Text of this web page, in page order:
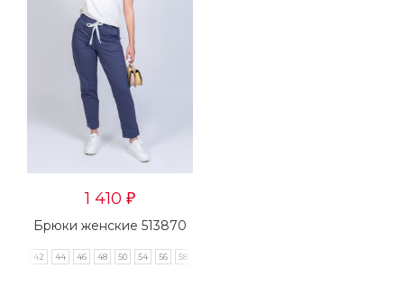
1 410 ₽
Брюки женские 513870
42 44 46 48 50 54 56 58